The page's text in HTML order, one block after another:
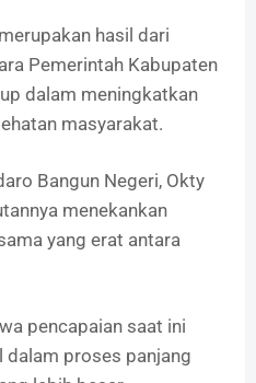
hasil dari
Pemerintah Kabupaten
dalam meningkatkan
masyarakat.
Bangun Negeri, Okty
menekankan
yang erat antara
pencapaian saat ini
dalam proses panjang